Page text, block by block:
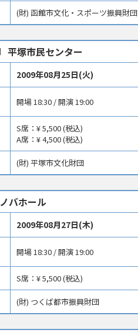
(財) 函館市文化・スポーツ振興財団
平塚市民センター
2009年08月25日(火)
開場 18:30 / 開演 19:00
S席： ¥ 5,500 (税込)
A席： ¥ 4,500 (税込)
(財) 平塚市文化財団
ノバホール
2009年08月27日(木)
開場 18:30 / 開演 19:00
S席： ¥ 5,500 (税込)
(財) つくば都市振興財団